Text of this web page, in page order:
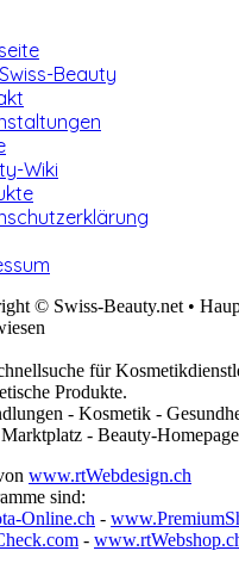
Beauty
Wiki
© Swiss-Beauty.net •
für
Produkte.
- Kosmetik -
- Beauty-Homepage
www.rtWebdesign.ch
sind:
Online.ch -
-